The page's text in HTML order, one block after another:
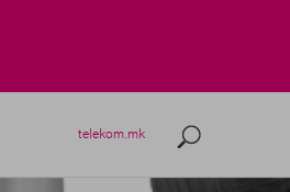
telekom.mk